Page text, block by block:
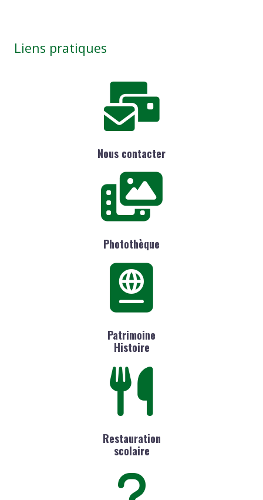
Liens pratiques
Nous contacter
Photothèque
Patrimoine
Histoire
Restauration
scolaire